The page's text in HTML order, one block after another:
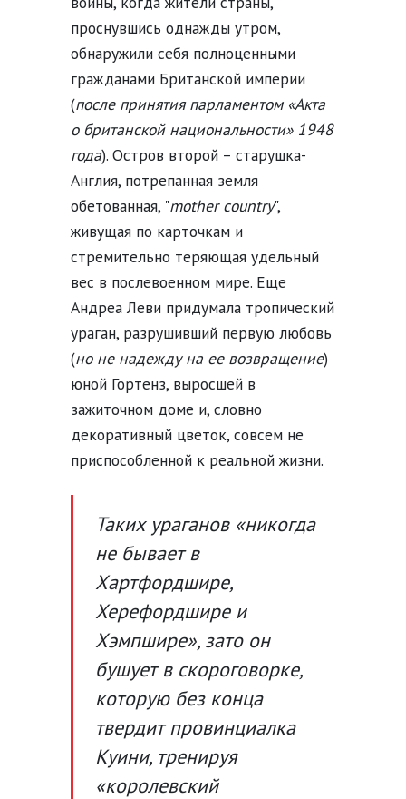
проснувшись однажды утром,
обнаружили себя полноценными
гражданами Британской империи
(после принятия парламентом «Акта
о британской национальности» 1948
года). Остров второй – старушка-
Англия, потрепанная земля
обетованная, "mother country",
живущая по карточкам и
стремительно теряющая удельный
вес в послевоенном мире. Еще
Андреа Леви придумала тропический
ураган, разрушивший первую любовь
(но не надежду на ее возвращение)
юной Гортенз, выросшей в
зажиточном доме и, словно
декоративный цветок, совсем не
приспособленной к реальной жизни.
Таких ураганов «никогда
не бывает в
Хартфордшире,
Херефордшире и
Хэмпшире», зато он
бушует в скороговорке,
которую без конца
твердит провинциалка
Куини, тренируя
«королевский